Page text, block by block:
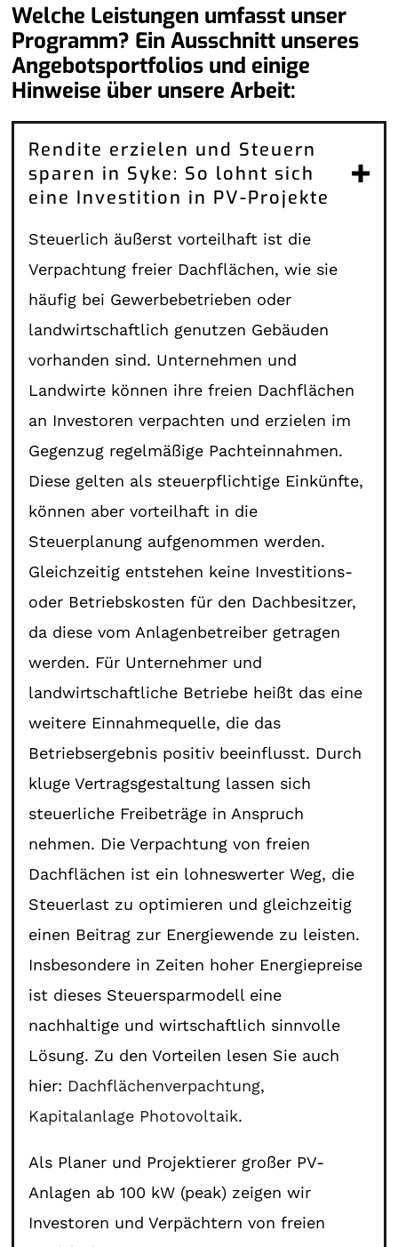
Welche Leistungen umfasst unser
Programm? Ein Ausschnitt unseres
Angebotsportfolios und einige
Hinweise über unsere Arbeit:
Rendite erzielen und Steuern
sparen in Syke: So lohnt sich
eine Investition in PV-Projekte
Steuerlich äußerst vorteilhaft ist die
Verpachtung freier Dachflächen, wie sie
häufig bei Gewerbebetrieben oder
landwirtschaftlich genutzen Gebäuden
vorhanden sind. Unternehmen und
Landwirte können ihre freien Dachflächen
an Investoren verpachten und erzielen im
Gegenzug regelmäßige Pachteinnahmen.
Diese gelten als steuerpflichtige Einkünfte,
können aber vorteilhaft in die
Steuerplanung aufgenommen werden.
Gleichzeitig entstehen keine Investitions-
oder Betriebskosten für den Dachbesitzer,
da diese vom Anlagenbetreiber getragen
werden. Für Unternehmer und
landwirtschaftliche Betriebe heißt das eine
weitere Einnahmequelle, die das
Betriebsergebnis positiv beeinflusst. Durch
kluge Vertragsgestaltung lassen sich
steuerliche Freibeträge in Anspruch
nehmen. Die Verpachtung von freien
Dachflächen ist ein lohneswerter Weg, die
Steuerlast zu optimieren und gleichzeitig
einen Beitrag zur Energiewende zu leisten.
Insbesondere in Zeiten hoher Energiepreise
ist dieses Steuersparmodell eine
nachhaltige und wirtschaftlich sinnvolle
Lösung. Zu den Vorteilen lesen Sie auch
hier: Dachflächenverpachtung,
Kapitalanlage Photovoltaik.
Als Planer und Projektierer großer PV-
Anlagen ab 100 kW (peak) zeigen wir
Investoren und Verpächtern von freien